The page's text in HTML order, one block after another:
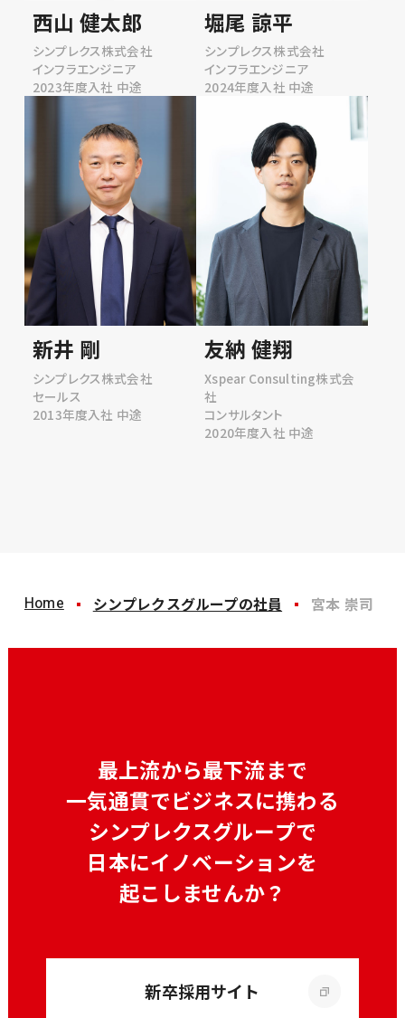
西山 健太郎
シンプレクス株式会社
インフラエンジニア
2023年度入社 中途
堀尾 諒平
シンプレクス株式会社
インフラエンジニア
2024年度入社 中途
新井 剛
シンプレクス株式会社
セールス
2013年度入社 中途
友納 健翔
Xspear Consulting株式会
社
コンサルタント
2020年度入社 中途
Home シンプレクスグループの社員 宮本 崇司
最上流から最下流まで
一気通貫でビジネスに携わる
シンプレクスグループで
日本にイノベーションを
起こしませんか？
新卒採用サイト